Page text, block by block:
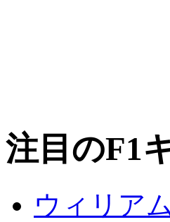
注目のF1
ウィリア